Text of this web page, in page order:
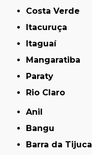
Costa Verde
Itacuruça
Itaguaí
Mangaratiba
Paraty
Rio Claro
Anil
Bangu
Barra da Tijuca